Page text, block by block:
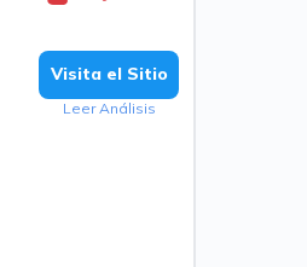
Visita el Sitio
Leer Análisis